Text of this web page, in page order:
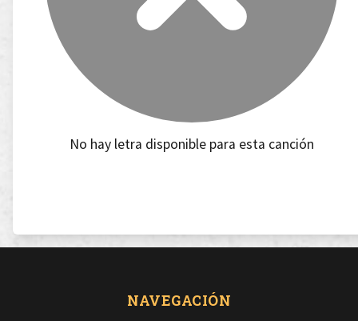
No hay letra disponible para esta canción
NAVEGACIÓN